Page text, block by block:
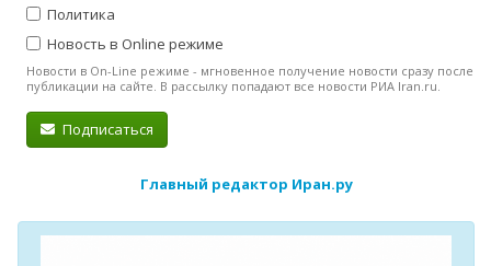
Политика
Новость в Online режиме
Новости в On-Line режиме - мгновенное получение новости сразу после
публикации на сайте. В рассылку попадают все новости РИА Iran.ru.
Подписаться
Главный редактор Иран.ру